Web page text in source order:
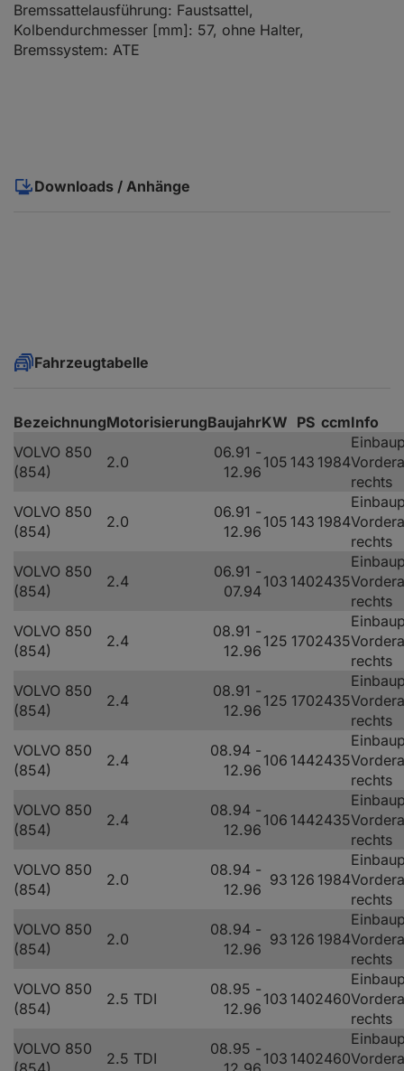
Bremssattelausführung: Faustsattel,
Kolbendurchmesser [mm]: 57, ohne Halter,
Bremssystem: ATE
Downloads / Anhänge
Fahrzeugtabelle
BezeichnungMotorisierungBaujahrKW PS ccmInfo
VOLVO 850
(854)
2.0
06.91 -
12.96
105 143 1984
rechts
VOLVO 850
(854)
2.0
06.91 -
12.96
105 143 1984
rechts
VOLVO 850
(854)
2.4
06.91 -
07.94
103 1402435
rechts
VOLVO 850
(854)
2.4
08.91 -
12.96
125 1702435
rechts
VOLVO 850
(854)
2.4
08.91 -
12.96
125 1702435
rechts
VOLVO 850
(854)
2.4
08.94 -
12.96
106 1442435
rechts
VOLVO 850
(854)
2.4
08.94 -
12.96
106 1442435
rechts
VOLVO 850
(854)
2.0
08.94 -
12.96
93 126 1984
rechts
VOLVO 850
(854)
2.0
08.94 -
12.96
93 126 1984
rechts
VOLVO 850
(854)
2.5 TDI
08.95 -
12.96
103 1402460
rechts
VOLVO 850
2.5 TDI
08.95 -
103 1402460